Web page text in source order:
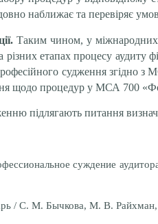
наближає та перевіряє
Таким чином, у міжнародних
етапах процесу аудиту
судження згідно з
щодо процедур у МСА 700
підлягають питання
ссиональное суждение
/ С. М. Бычкова, М. В.